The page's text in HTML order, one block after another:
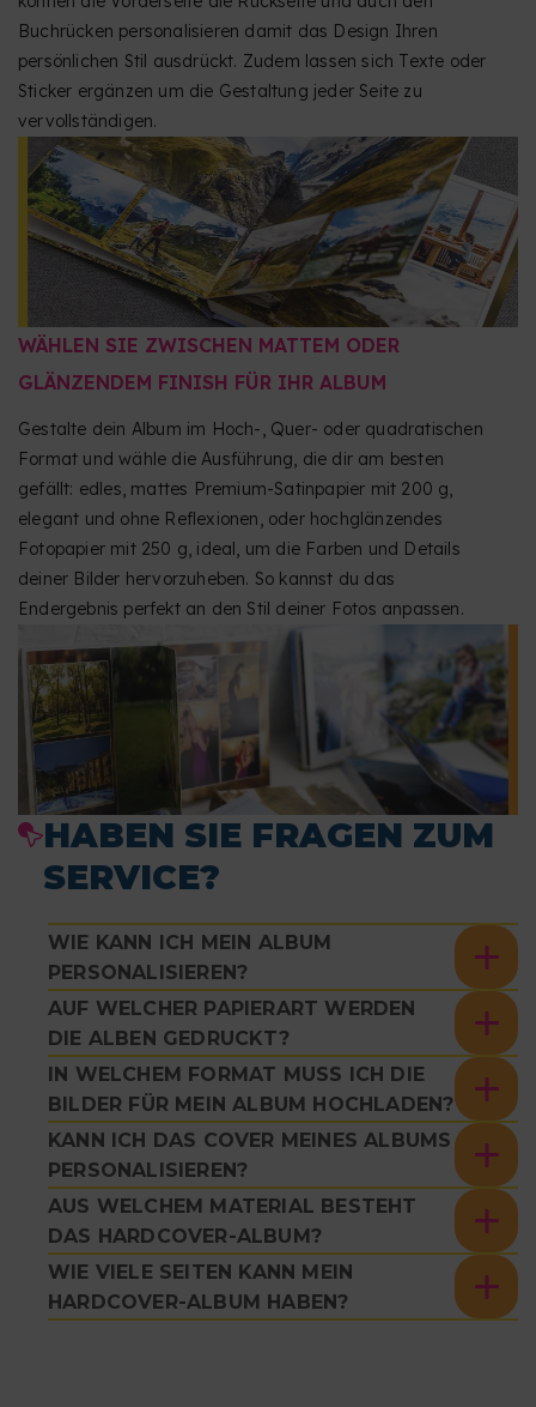
Buchrücken personalisieren damit das Design Ihren
persönlichen Stil ausdrückt. Zudem lassen sich Texte oder
Sticker ergänzen um die Gestaltung jeder Seite zu
vervollständigen.
WÄHLEN SIE ZWISCHEN MATTEM ODER
GLÄNZENDEM FINISH FÜR IHR ALBUM
Gestalte dein Album im Hoch-, Quer- oder quadratischen
Format und wähle die Ausführung, die dir am besten
gefällt: edles, mattes Premium-Satinpapier mit 200 g,
elegant und ohne Reflexionen, oder hochglänzendes
Fotopapier mit 250 g, ideal, um die Farben und Details
deiner Bilder hervorzuheben. So kannst du das
Endergebnis perfekt an den Stil deiner Fotos anpassen.
HABEN SIE FRAGEN ZUM
SERVICE?
WIE KANN ICH MEIN ALBUM
PERSONALISIEREN?
AUF WELCHER PAPIERART WERDEN
DIE ALBEN GEDRUCKT?
IN WELCHEM FORMAT MUSS ICH DIE
BILDER FÜR MEIN ALBUM HOCHLADEN?
KANN ICH DAS COVER MEINES ALBUMS
PERSONALISIEREN?
AUS WELCHEM MATERIAL BESTEHT
DAS HARDCOVER-ALBUM?
WIE VIELE SEITEN KANN MEIN
HARDCOVER-ALBUM HABEN?